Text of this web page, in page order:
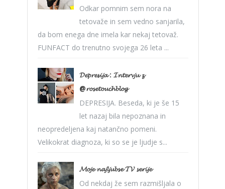
Odkar pomnim sem nora na
tetovaže in sem vedno sanjarila,
da bom enega dne imela kar nekaj tetovaž.
FUNFACT do trenutno svojega 26 leta ...
𝓓𝓮𝓹𝓻𝓮𝓼𝓲𝓳𝓪 : 𝓘𝓷𝓽𝓮𝓻𝓿𝓳𝓾 𝔃
@𝓻𝓸𝓼𝓮𝓽𝓸𝓾𝓬𝓱𝓫𝓵𝓸𝓰
DEPRESIJA. Beseda, ki je še 15
let nazaj bila nepoznana in
neopredeljena kaj natančno pomeni.
Velikokrat diagnoza, ki so se je ljudje s...
𝓜𝓸𝓳𝓮 𝓷𝓪𝓳𝓵𝓳𝓾𝓫𝓼𝓮 𝓣𝓥 𝓼𝓮𝓻𝓲𝓳𝓮
Od nekdaj že sem razmišljala o